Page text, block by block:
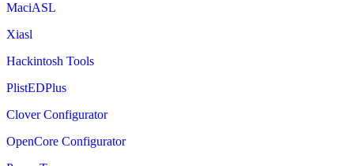
MaciASL
Xiasl
Hackintosh Tools
PlistEDPlus
Clover Configurator
OpenCore Configurator